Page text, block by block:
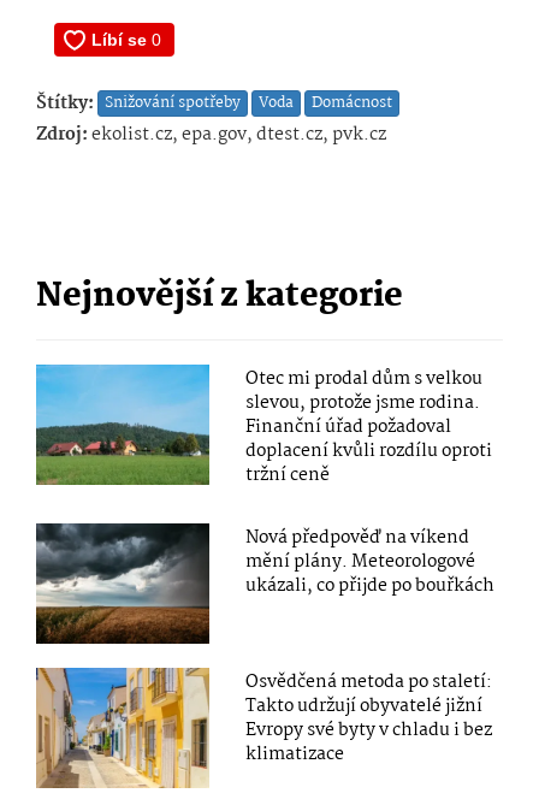
Štítky: Snižování spotřeby Voda Domácnost
Zdroj:ekolist.cz, epa.gov, dtest.cz, pvk.cz
Nejnovější z kategorie
Otec mi prodal dům s velkou
slevou, protože jsme rodina.
Finanční úřad požadoval
doplacení kvůli rozdílu oproti
tržní ceně
Nová předpověď na víkend
mění plány. Meteorologové
ukázali, co přijde po bouřkách
Osvědčená metoda po staletí:
Takto udržují obyvatelé jižní
Evropy své byty v chladu i bez
klimatizace